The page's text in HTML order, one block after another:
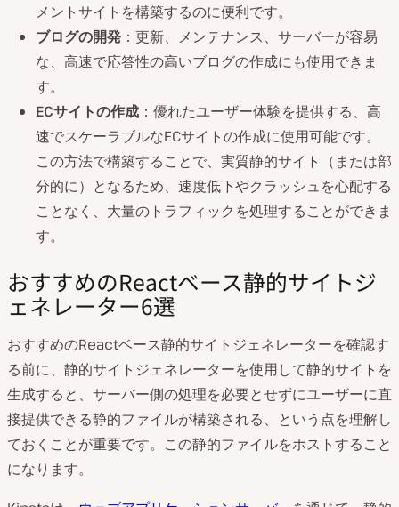
メントサイトを構築するのに便利です。
ブログの開発 ：更新、メンテナンス、サーバーが容易
な、高速で応答性の高いブログの作成にも使用できま
す。
ECサイトの作成 ：優れたユーザー体験を提供する、高
速でスケーラブルなECサイトの作成に使用可能です。
この方法で構築することで、実質静的サイト（または部
分的に）となるため、速度低下やクラッシュを心配する
ことなく、大量のトラフィックを処理することができま
す。
おすすめのReactベース静的サイトジ
ェネレーター6選
おすすめのReactベース静的サイトジェネレーターを確認す
る前に、静的サイトジェネレーターを使用して静的サイトを
生成すると、サーバー側の処理を必要とせずにユーザーに直
接提供できる静的ファイルが構築される、という点を理解し
ておくことが重要です。この静的ファイルをホストすること
になります。